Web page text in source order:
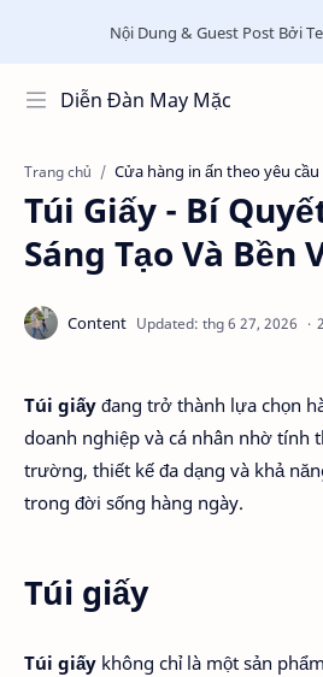
Nội Dung & Guest Post Bởi
Diễn Đàn May Mặc
Trang chủ Cửa hàng in ấn theo yêu cầu
Túi Giấy - Bí
Sáng Tạo Và Bền
Túi giấy đang trở thành lựa chọn
doanh nghiệp và cá nhân nhờ tính
trường, thiết kế đa dạng và khả
trong đời sống hàng ngày.
Túi giấy
Túi giấy không chỉ là một sản